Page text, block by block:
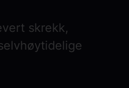
skrekk,